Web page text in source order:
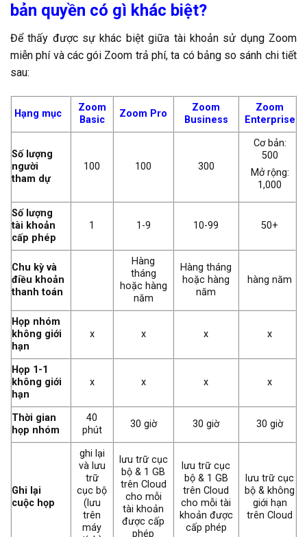
bản quyền có gì khác biệt?
Để thấy được sự khác biệt giữa tài khoản sử dụng Zoom
miễn phí và các gói Zoom trả phí, ta có bảng so sánh chi tiết
sau:
Hạng mục
Zoom
Basic
Zoom Pro
Zoom
Business
Zoom
Enterprise
Số lượng
người
tham dự
100 100 300
Cơ bản:
500
Mở rộng:
1,000
Số lượng
tài khoản
cấp phép
1 1-9 10-99 50+
Chu kỳ và
điều khoản
thanh toán
Hàng
tháng
hoặc hàng
năm
Hàng tháng
hoặc hàng
năm
hàng năm
Họp nhóm
không giới
hạn
x x x x
Họp 1-1
không giới
hạn
x x x x
Thời gian
họp nhóm
40
phút
30 giờ 30 giờ 30 giờ
Ghi lại
cuộc họp
ghi lại
và lưu
trữ
cục bộ
(lưu
trên
máy
lưu trữ cục
bộ & 1 GB
trên Cloud
cho mỗi
tài khoản
được cấp
phép
lưu trữ cục
bộ & 1 GB
trên Cloud
cho mỗi tài
khoản được
cấp phép
lưu trữ cục
bộ & không
giới hạn
trên Cloud